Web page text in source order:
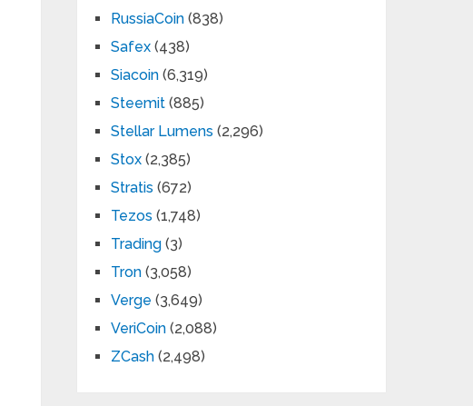
RussiaCoin (838)
Safex (438)
Siacoin (6,319)
Steemit (885)
Stellar Lumens (2,296)
Stox (2,385)
Stratis (672)
Tezos (1,748)
Trading (3)
Tron (3,058)
Verge (3,649)
VeriCoin (2,088)
ZCash (2,498)